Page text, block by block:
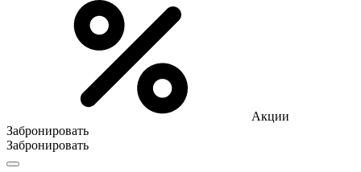
Акции
Забронировать
Забронировать